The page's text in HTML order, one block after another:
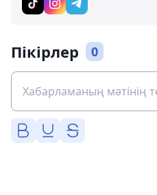
Пікірлер 0